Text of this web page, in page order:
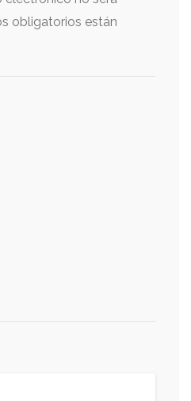
obligatorios están